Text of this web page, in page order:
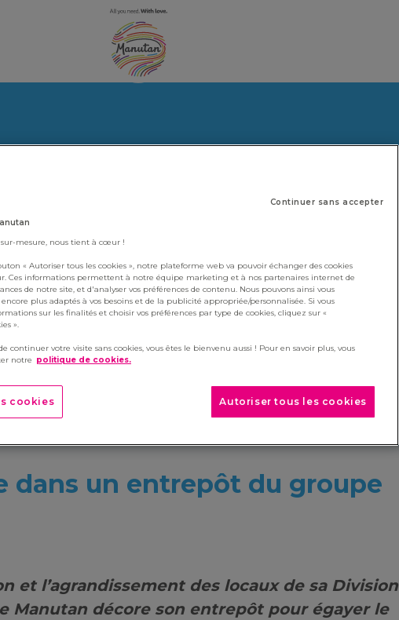
dans un entrepôt du groupe
et l’agrandissement des locaux de sa Division
Manutan décore son entrepôt pour égayer le
Continuer sans accepter
mesure, nous tient à cœur !
« Autoriser tous les cookies », notre plateforme web va pouvoir échanger des cookies
Ces informations permettent à notre équipe marketing et à nos partenaires internet de
de notre site, et d'analyser vos préférences de contenu. Nous pouvons ainsi vous
encore plus adaptés à vos besoins et de la publicité appropriée/personnalisée. Si vous
sur les finalités et choisir vos préférences par type de cookies, cliquez sur «
».
continuer votre visite sans cookies, vous êtes le bienvenu aussi ! Pour en savoir plus, vous
notre politique de cookies.
Autoriser tous les cookies
cookies